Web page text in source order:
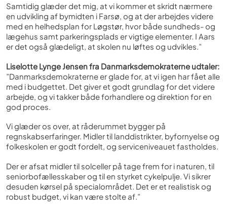
Samtidig glæder det mig, at vi kommer et skridt nærmere
en udvikling af bymidten i Farsø, og at der arbejdes videre
med en helhedsplan for Løgstør, hvor både sundheds- og
lægehus samt parkeringsplads er vigtige elementer. I Aars
er det også glædeligt, at skolen nu løftes og udvikles.”
Liselotte Lynge Jensen fra Danmarksdemokraterne udtaler:
”Danmarksdemokraterne er glade for, at vi igen har fået alle
med i budgettet. Det giver et godt grundlag for det videre
arbejde, og vi takker både forhandlere og direktion for en
god proces.
Vi glæder os over, at råderummet bygger på
regnskabserfaringer. Midler til landdistrikter, byfornyelse og
folkeskolen er godt fordelt, og serviceniveauet fastholdes.
Der er afsat midler til solceller på tage frem for i naturen, til
seniorbofællesskaber og til en styrket cykelpulje. Vi sikrer
desuden kørsel på specialområdet. Det er et realistisk og
robust budget, vi kan være stolte af.”